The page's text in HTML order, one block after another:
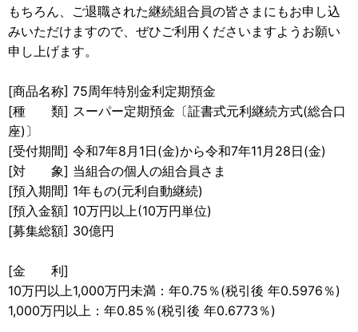
もちろん、ご退職された継続組合員の皆さまにもお申し込
みいただけますので、ぜひご利用くださいますようお願い
申し上げます。
[商品名称] 75周年特別金利定期預金
[種 類] スーパー定期預金〔証書式元利継続方式(総合口
座)〕
[受付期間] 令和7年8月1日(金)から令和7年11月28日(金)
[対 象] 当組合の個人の組合員さま
[預入期間] 1年もの(元利自動継続)
[預入金額] 10万円以上(10万円単位)
[募集総額] 30億円
[金 利]
10万円以上1,000万円未満：年0.75％(税引後 年0.5976％)
1,000万円以上：年0.85％(税引後 年0.6773％)